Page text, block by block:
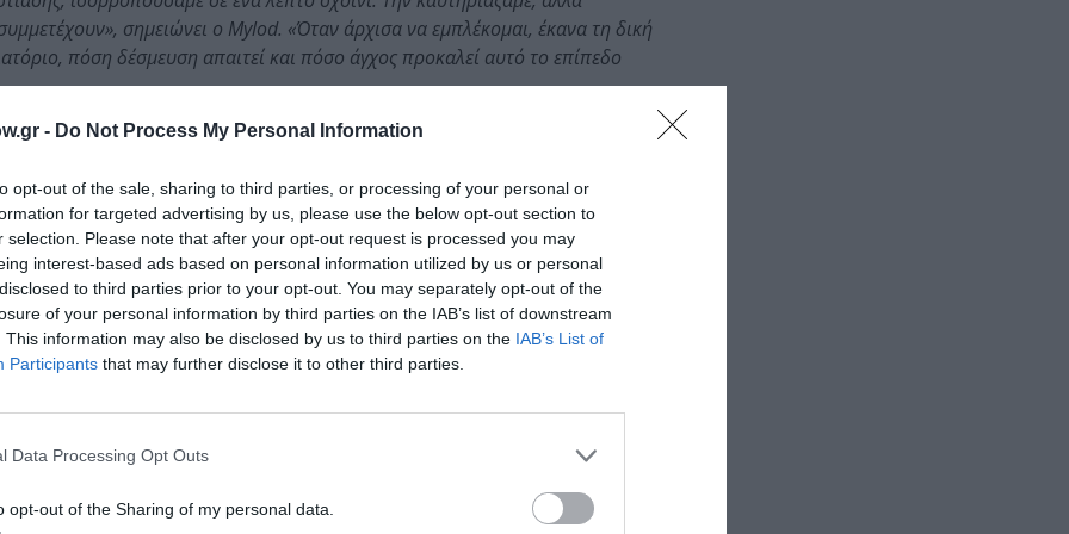
- Do Not Process My Personal Information
opt-out of the sale, sharing to third parties, or processing of your personal or
for targeted advertising by us, please use the below opt-out section to
selection. Please note that after your opt-out request is processed you may
interest-based ads based on personal information utilized by us or personal
to third parties prior to your opt-out. You may separately opt-out of the
of your personal information by third parties on the IAB’s list of downstream
This information may also be disclosed by us to third parties on the IAB’s List of
Participants that may further disclose it to other third parties.
Data Processing Opt Outs
opt-out of the Sharing of my personal data.
σημειώνει ο Mylod. «Όταν άρχισα να εμπλέκομαι, έκανα τη δική
πόση δέσμευση απαιτεί και πόσο άγχος προκαλεί αυτό το επίπεδο
συναίσθημα σε όλους τους χαρακτήρες, ακόμα και σε εκείνους που
Hong Chau, Janet McTeer, Reed Birney, Judith Light, Paul
St. Cyr, John Leguizamo